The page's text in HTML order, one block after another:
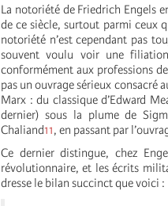
La notoriété de Friedrich Engels
de ce siècle, surtout parmi ceux
notoriété n’est cependant pas
souvent voulu voir une
conformément aux professions
pas un ouvrage sérieux consacré
Marx : du classique d’Edward
dernier) sous la plume de
Chaliand11, en passant par
Ce dernier distingue, chez
révolutionnaire, et les écrits
dresse le bilan succinct que voici :